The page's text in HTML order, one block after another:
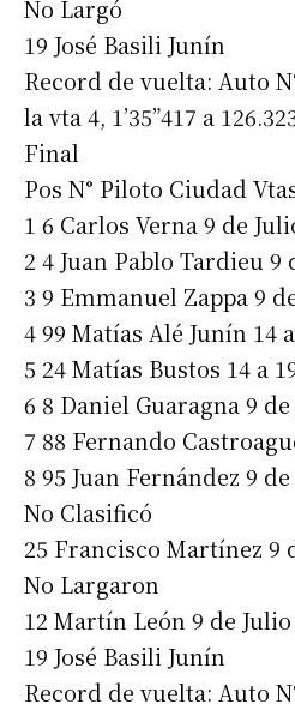
No Largó
19 José Basili Junín
Record de vuelta: Auto
la vta 4, 1’35”417 a
Final
Pos N° Piloto Ciudad
1 6 Carlos Verna 9 de
2 4 Juan Pablo Tardieu 9
3 9 Emmanuel Zappa 9
4 99 Matías Alé Junín 14
5 24 Matías Bustos 14 a
6 8 Daniel Guaragna 9 de
7 88 Fernando
8 95 Juan Fernández 9
No Clasificó
25 Francisco Martínez 9
No Largaron
12 Martín León 9 de Julio
19 José Basili Junín
Record de vuelta: Auto